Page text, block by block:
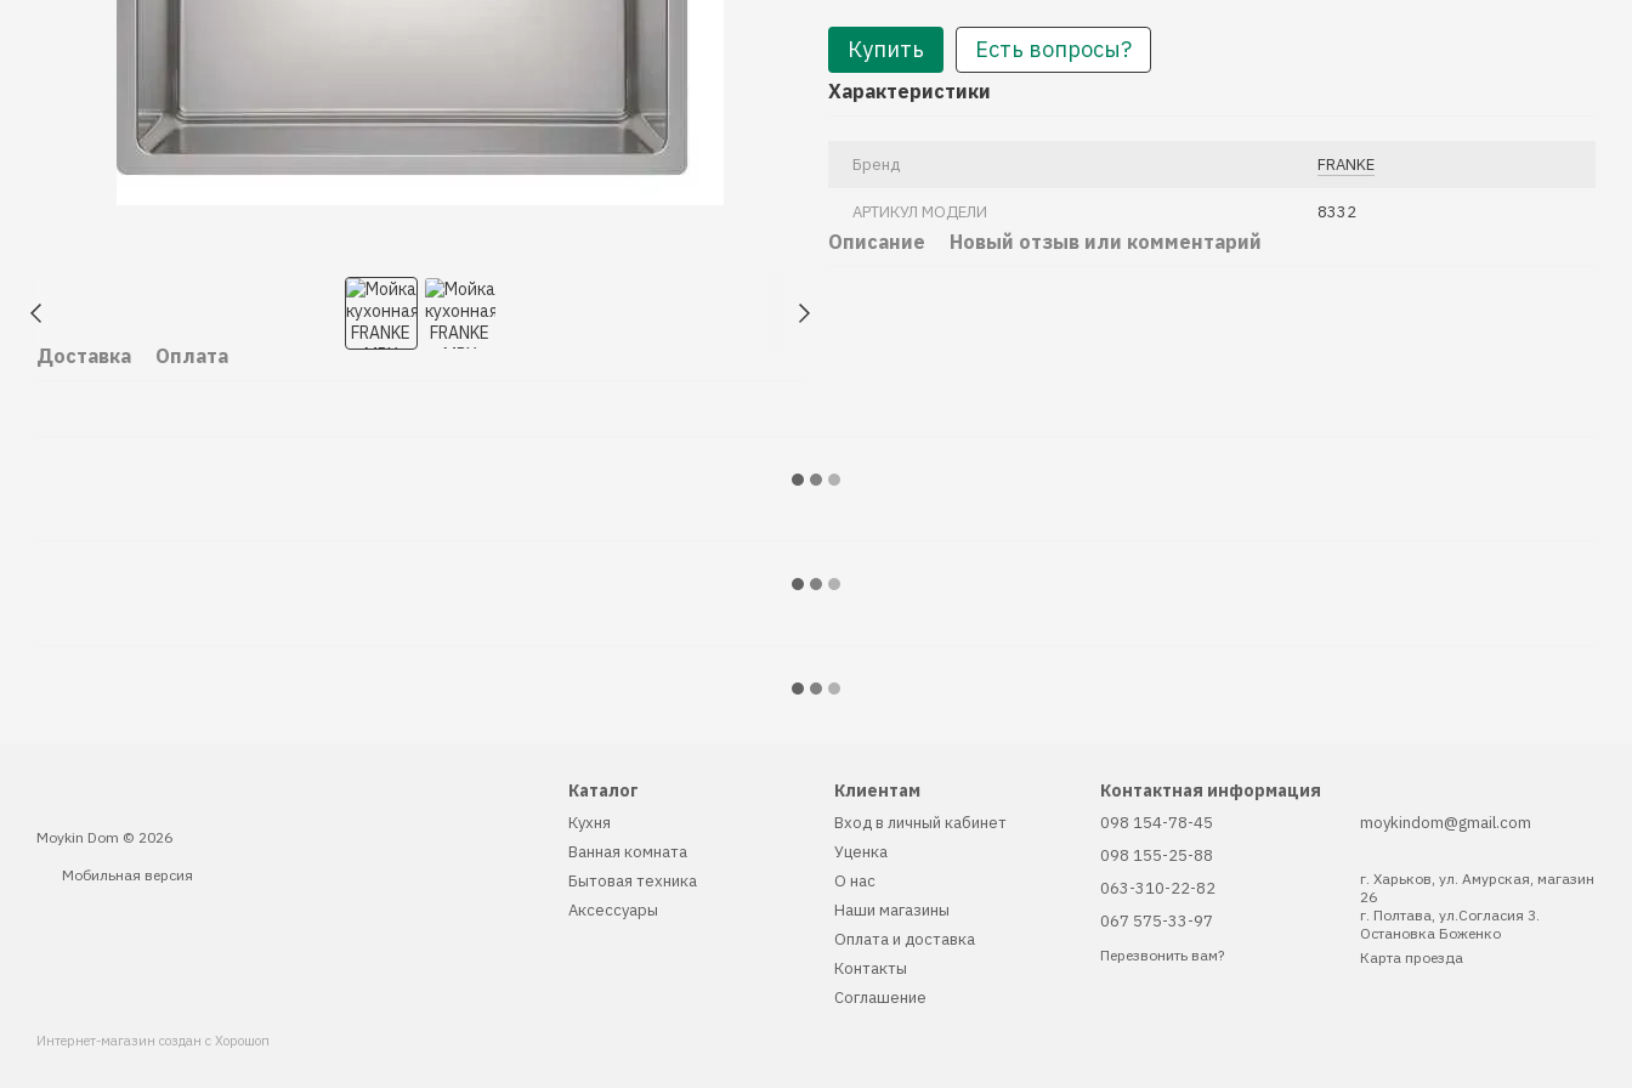
Доставка Оплата
Купить Есть вопросы?
Характеристики
Бренд FRANKE
АРТИКУЛ МОДЕЛИ 8332
Описание Новый отзыв или комментарий
Moykin Dom © 2026
Мобильная версия
Интернет-магазин создан с Хорошоп
Каталог
Кухня
Ванная комната
Бытовая техника
Аксессуары
Клиентам
Вход в личный кабинет
Уценка
О нас
Наши магазины
Оплата и доставка
Контакты
Соглашение
Контактная информация
098 154-78-45
098 155-25-88
063-310-22-82
067 575-33-97
Перезвонить вам?
moykindom@gmail.com
г. Харьков, ул. Амурская, магазин
26
г. Полтава, ул.Согласия 3.
Остановка Боженко
Карта проезда